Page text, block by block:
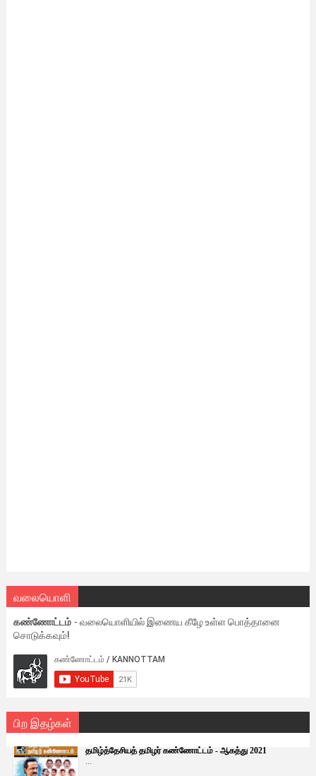
வலையொளி
கண்ணோட்டம் - வலையொளியில் இணைய கீழே உள்ள பொத்தானை
சொடுக்கவும்!
பிற இதழ்கள்
தமிழ்த்தேசியத் தமிழர் கண்ணோட்டம் - ஆகத்து 2021
...